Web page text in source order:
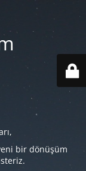
bir dönüşüm